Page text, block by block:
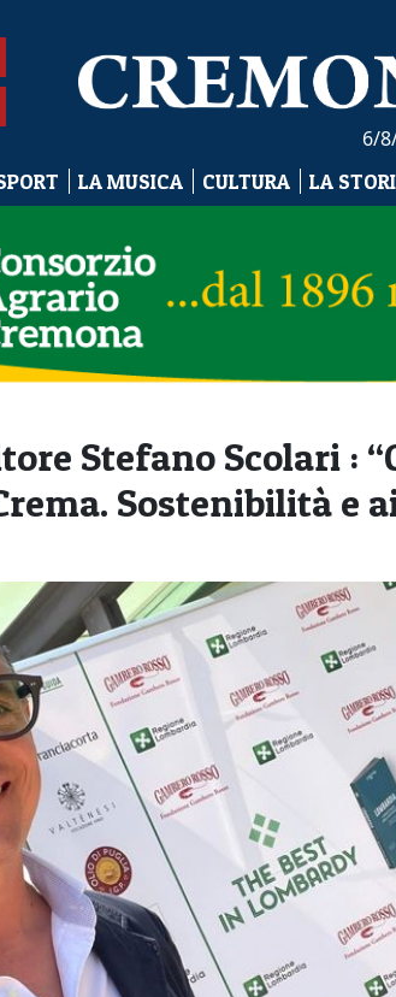
6/
LA MUSICA CULTURA LA
Stefano Scolari :
Sostenibilità e